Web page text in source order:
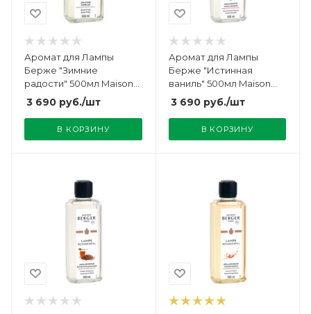
Аромат для Лампы
Берже "Зимние
радости" 500мл Maison
Berger
3 690 руб./шт
В КОРЗИНУ
Аромат для Лампы
Берже "Истинная
ваниль" 500мл Maison
Berger
3 690руб./шт
В КОРЗИНУ